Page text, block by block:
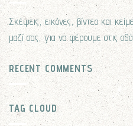
Σκέψεις, εικόνες, βίντεο και
μαζί σας, για να φέρουμε στις
RECENT COMMENTS
TAG CLOUD